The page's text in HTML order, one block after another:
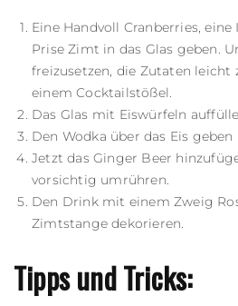
Eine Handvoll Cranberries,
Prise Zimt in das Glas geben.
freizusetzen, die Zutaten leicht
einem Cocktailstößel.
Das Glas mit Eiswürfeln
Den Wodka über das Eis
Jetzt das Ginger Beer
vorsichtig umrühren.
Den Drink mit einem Zweig
Zimtstange dekorieren.
Tipps und Tricks: